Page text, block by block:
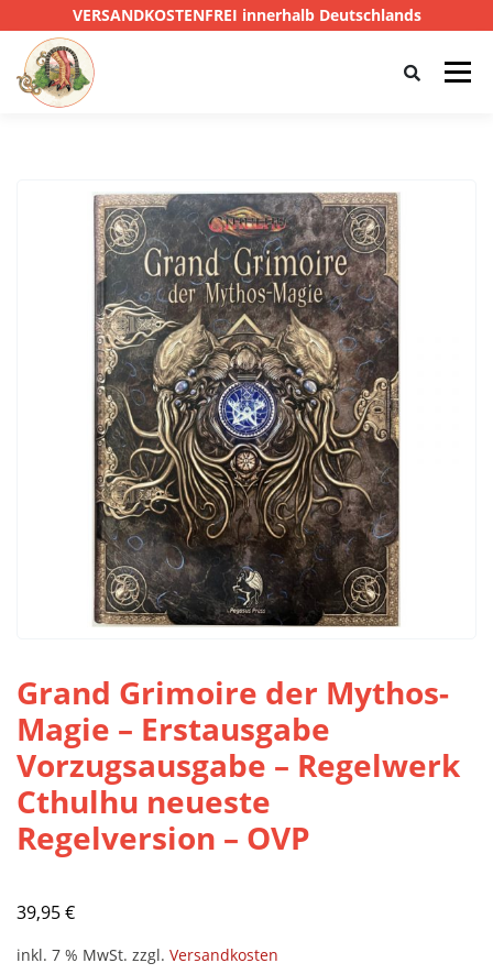
VERSANDKOSTENFREI innerhalb Deutschlands
Menü
DAS SCHWARZE AUGE D&D PRIVATE EYE
SONSTIGE 0,00 €
Grand Grimoire der Mythos-
Magie – Erstausgabe
Vorzugsausgabe – Regelwerk
Cthulhu neueste
Regelversion – OVP
39,95€
inkl. 7 % MwSt. zzgl. Versandkosten